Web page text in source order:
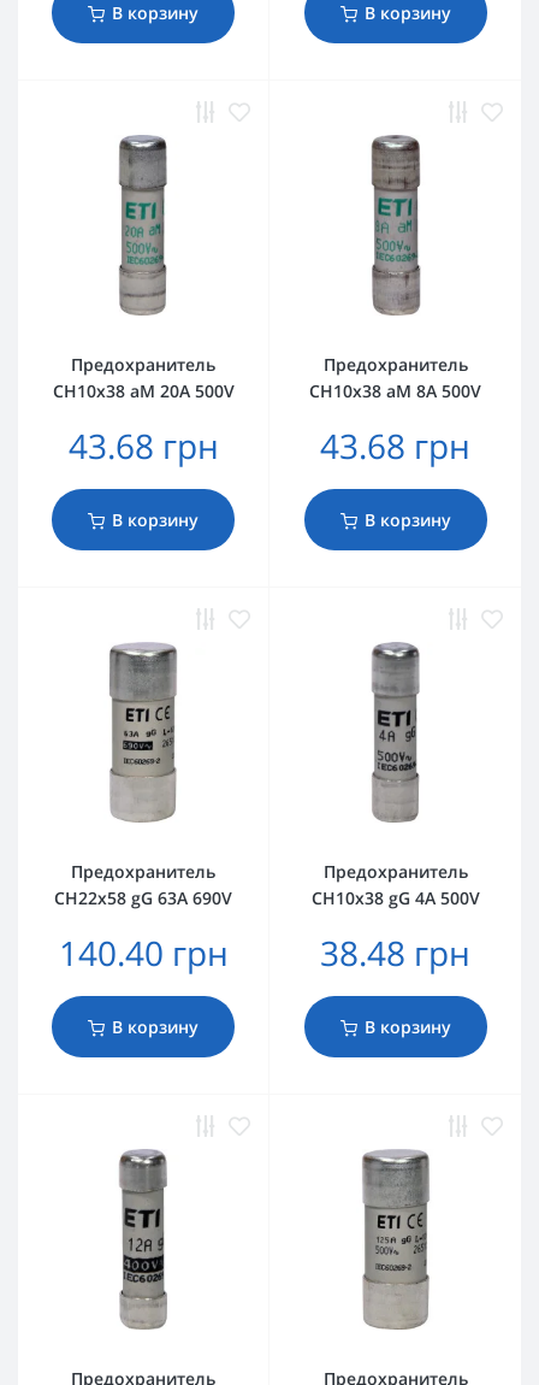
В корзину В корзину
Предохранитель
CH10x38 aM 20A 500V
43.68 грн
В корзину
Предохранитель
CH10x38 aM 8A 500V
43.68 грн
В корзину
Предохранитель
CH22x58 gG 63A 690V
140.40 грн
В корзину
Предохранитель
CH10x38 gG 4A 500V
38.48 грн
В корзину
Предохранитель Предохранитель